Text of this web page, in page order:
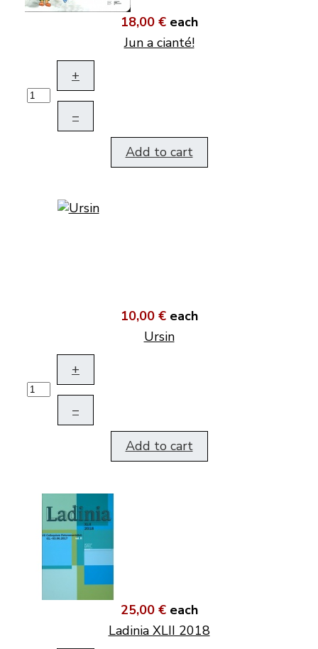
18,00 € each
Jun a cianté!
+
–
Add to cart
10,00 € each
Ursin
+
–
Add to cart
25,00 € each
Ladinia XLII 2018